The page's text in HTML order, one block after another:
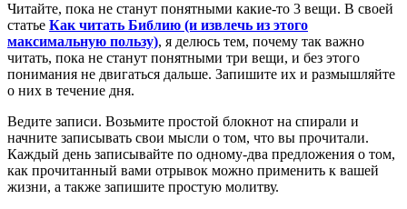
Читайте, пока не станут понятными какие-то 3 вещи. В своей
статье Как читать Библию (и извлечь из этого
максимальную пользу), я делюсь тем, почему так важно
читать, пока не станут понятными три вещи, и без этого
понимания не двигаться дальше. Запишите их и размышляйте
о них в течение дня.
Ведите записи. Возьмите простой блокнот на спирали и
начните записывать свои мысли о том, что вы прочитали.
Каждый день записывайте по одному-два предложения о том,
как прочитанный вами отрывок можно применить к вашей
жизни, а также запишите простую молитву.